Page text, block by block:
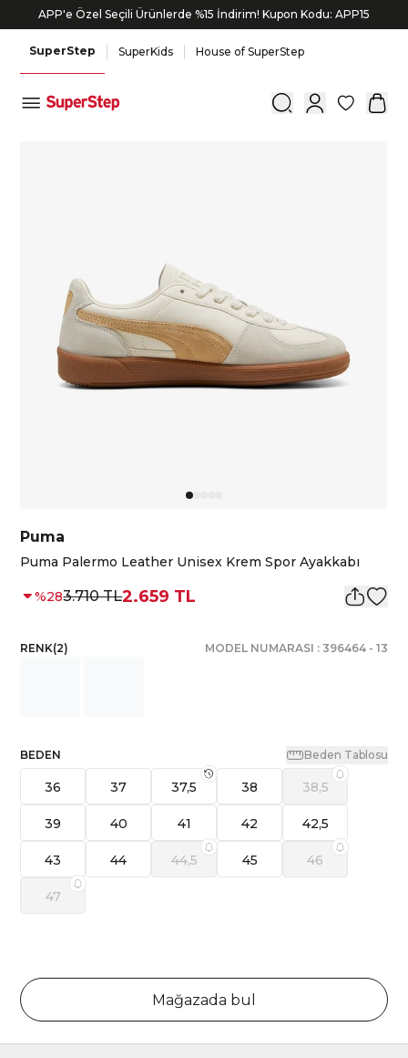
APP'e Özel Seçili Ürünlerde %15 İndirim! Kupon Kodu: APP15
SuperStep SuperKids House of SuperStep
0
Puma
Puma Palermo Leather Unisex Krem Spor Ayakkabı
%283.710 TL2.659 TL
RENK(2) MODEL NUMARASI : 396464- 13
BEDEN Beden Tablosu
36 37 37,5 38 38,5
39 40 41 42 42,5
43 44 44,5 45 46
47
Mağazada bul